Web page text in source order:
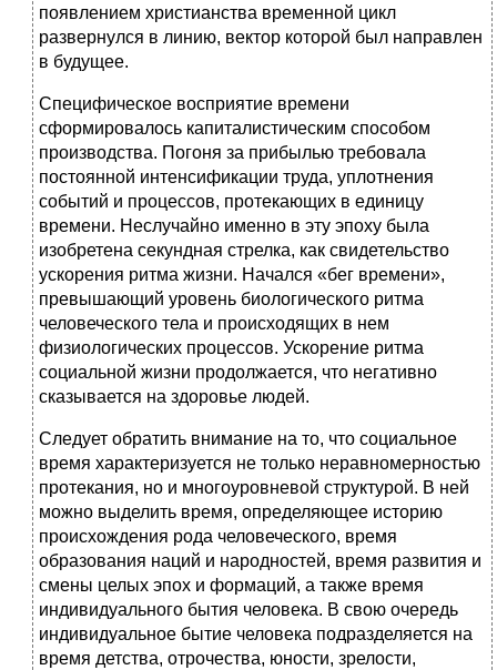
появлением христианства временной цикл
развернулся в линию, вектор которой был направлен
в будущее.
Специфическое восприятие времени
сформировалось капиталистическим способом
производства. Погоня за прибылью требовала
постоянной интенсификации труда, уплотнения
событий и процессов, протекающих в единицу
времени. Неслучайно именно в эту эпоху была
изобретена секундная стрелка, как свидетельство
ускорения ритма жизни. Начался «бег времени»,
превышающий уровень биологического ритма
человеческого тела и происходящих в нем
физиологических процессов. Ускорение ритма
социальной жизни продолжается, что негативно
сказывается на здоровье людей.
Следует обратить внимание на то, что социальное
время характеризуется не только неравномерностью
протекания, но и многоуровневой структурой. В ней
можно выделить время, определяющее историю
происхождения рода человеческого, время
образования наций и народностей, время развития и
смены целых эпох и формаций, а также время
индивидуального бытия человека. В свою очередь
индивидуальное бытие человека подразделяется на
время детства, отрочества, юности, зрелости,